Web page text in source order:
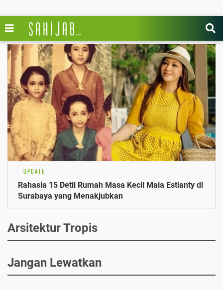
UPDATE
Rahasia 15 Detil Rumah Masa Kecil Maia Estianty di
Surabaya yang Menakjubkan
Arsitektur Tropis
Jangan Lewatkan